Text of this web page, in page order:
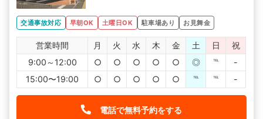
交通事故対応 早朝OK 土曜日OK 駐車場あり お見舞金
営業時間 月 火 水 木 金 土 日
祝
9:00～12:00
○ ○ ○ ○ ○ ◎ ℡
-
15:00〜19:00
○ ○ ○ ○ ○ ℡ ℡ -
電話で無料予約をする